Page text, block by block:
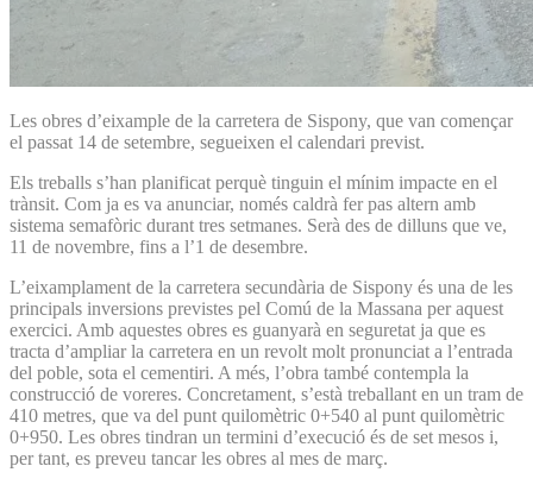
Les obres d’eixample de la carretera de Sispony, que van començar
el passat 14 de setembre, segueixen el calendari previst.
Els treballs s’han planificat perquè tinguin el mínim impacte en el
trànsit. Com ja es va anunciar, només caldrà fer pas altern amb
sistema semafòric durant tres setmanes. Serà des de dilluns que ve,
11 de novembre, fins a l’1 de desembre.
L’eixamplament de la carretera secundària de Sispony és una de les
principals inversions previstes pel Comú de la Massana per aquest
exercici. Amb aquestes obres es guanyarà en seguretat ja que es
tracta d’ampliar la carretera en un revolt molt pronunciat a l’entrada
del poble, sota el cementiri. A més, l’obra també contempla la
construcció de voreres. Concretament, s’està treballant en un tram de
410 metres, que va del punt quilomètric 0+540 al punt quilomètric
0+950. Les obres tindran un termini d’execució és de set mesos i,
per tant, es preveu tancar les obres al mes de març.